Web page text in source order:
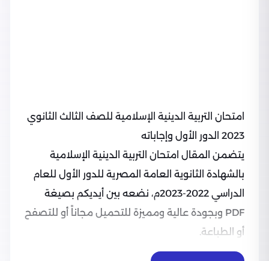
امتحان التربية الدينية الإسلامية للصف الثالث الثانوي
2023 الدور الأول وإجاباته
يتضمن المقال امتحان التربية الدينية الإسلامية
بالشهادة الثانوية العامة المصرية للدور الأول للعام
الدراسي 2022-2023م، نضعه بين أيديكم بصيغة
PDF وبجودة عالية ومميزة للتحميل مجاناً أو للتصفح
أو الطباعة.